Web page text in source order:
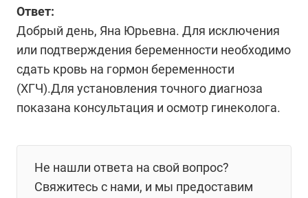
Ответ:
Добрый день, Яна Юрьевна. Для исключения
или подтверждения беременности необходимо
сдать кровь на гормон беременности
(ХГЧ).Для установления точного диагноза
показана консультация и осмотр гинеколога.
Не нашли ответа на свой вопрос?
Свяжитесь с нами, и мы предоставим